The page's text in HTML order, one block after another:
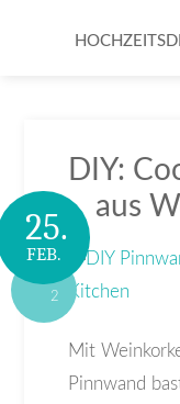
25.
FEB.
2
DIY:
aus
Mit
Pinnwand